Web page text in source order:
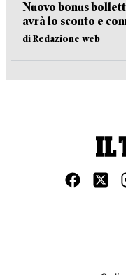
Nuovo bonus
avrà lo sconto e
di Redazione web